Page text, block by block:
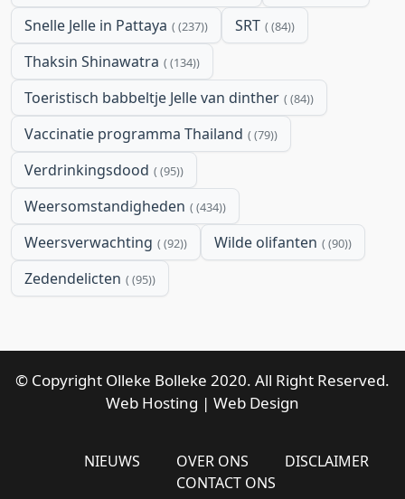
Snelle Jelle in Pattaya (237) SRT (84)
Thaksin Shinawatra (134)
Toeristisch babbeltje Jelle van dinther (84)
Vaccinatie programma Thailand (79)
Verdrinkingsdood (95)
Weersomstandigheden (434)
Weersverwachting (92) Wilde olifanten (90)
Zedendelicten (95)
© Copyright Olleke Bolleke 2020. All Right Reserved.
Web Hosting | Web Design
NIEUWS OVER ONS
DISCLAIMER
CONTACT ONS